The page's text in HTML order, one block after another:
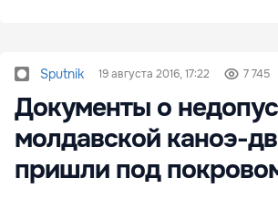
Sputnik 19 августа 2016, 17:22 7 745
Документы о
молдавской каноэ-
пришли под